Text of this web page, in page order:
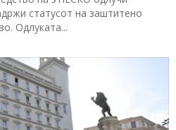
статусот на заштитено
Одлуката...